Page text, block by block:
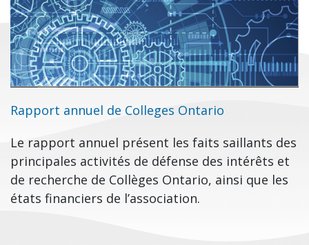
Rapport annuel de Colleges Ontario
Le rapport annuel présent les faits saillants des
principales activités de défense des intérêts et
de recherche de Collèges Ontario, ainsi que les
états financiers de l’association.